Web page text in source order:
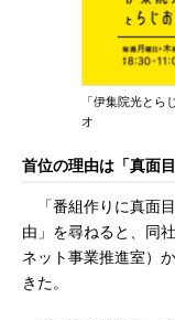
「伊集院光とら
オ
首位の理由は「真面
「番組作りに真面
由」を尋ねると、同
ネット事業推進室）
きた。